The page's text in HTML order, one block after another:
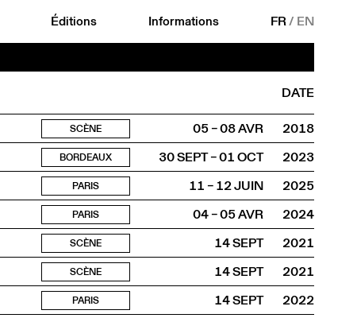
Éditions Informations FR/ EN
DATE
SCÈNE 05 – 08 AVR
2018
BORDEAUX 30 SEPT – 01 OCT
2023
PARIS 11 – 12 JUIN
2025
PARIS 04 – 05 AVR
2024
SCÈNE 14 SEPT
2021
SCÈNE 14 SEPT
2021
PARIS 14 SEPT
2022